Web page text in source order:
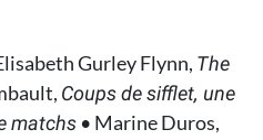
Gurley Flynn, The
Coups de sifflet, une
matchs • Marine Duros,